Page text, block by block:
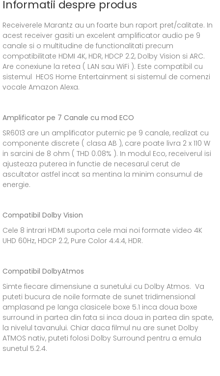
Informatii despre produs
Receiverele Marantz au un foarte bun raport pret/calitate. In
acest receiver gasiti un excelent amplificator audio pe 9
canale si o multitudine de functionalitati precum
compatibilitate HDMI 4K, HDR, HDCP 2.2, Dolby Vision si ARC.
Are conexiune la retea ( LAN sau WiFi ). Este compatibil cu
sistemul HEOS Home Entertainment si sistemul de comenzi
vocale Amazon Alexa.
Amplificator pe 7 Canale cu mod ECO
SR6013 are un amplificator puternic pe 9 canale, realizat cu
componente discrete ( clasa AB ), care poate livra 2 x 110 W
in sarcini de 8 ohm ( THD 0.08% ). In modul Eco, receiverul isi
ajusteaza puterea in functie de necesarul cerut de
ascultator astfel incat sa mentina la minim consumul de
energie.
Compatibil Dolby Vision
Cele 8 intrari HDMI suporta cele mai noi formate video 4K
UHD 60Hz, HDCP 2.2, Pure Color 4:4:4, HDR.
Compatibil DolbyAtmos
Simte fiecare dimensiune a sunetului cu Dolby Atmos. Va
puteti bucura de noile formate de sunet tridimensional
amplasand pe langa clasicele boxe 5.1 inca doua boxe
surround in partea din fata si inca doua in partea din spate,
la nivelul tavanului. Chiar daca filmul nu are sunet Dolby
ATMOS nativ, puteti folosi Dolby Surround pentru a emula
sunetul 5.2.4.